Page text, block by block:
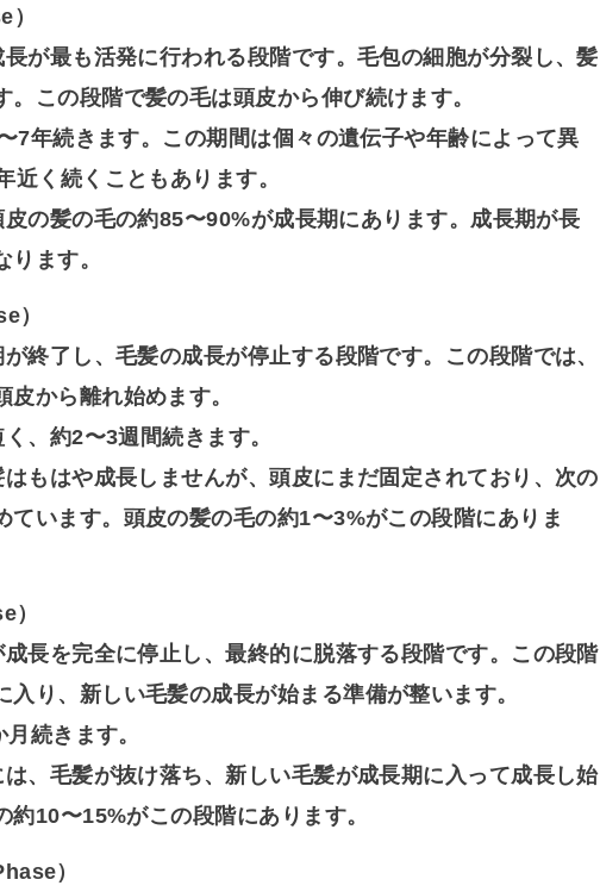
が最も活発に行われる段階です。毛包の細胞が分裂し、髪
。この段階で髪の毛は頭皮から伸び続けます。
7年続きます。この期間は個々の遺伝子や年齢によって異
近く続くこともあります。
の髪の毛の約85〜90%が成長期にあります。成長期が長
ます。
）
終了し、毛髪の成長が停止する段階です。この段階では、
から離れ始めます。
、約2〜3週間続きます。
もはや成長しませんが、頭皮にまだ固定されており、次の
ています。頭皮の髪の毛の約1〜3%がこの段階にありま
）
長を完全に停止し、最終的に脱落する段階です。この段階
入り、新しい毛髪の成長が始まる準備が整います。
続きます。
、毛髪が抜け落ち、新しい毛髪が成長期に入って成長し始
10〜15%がこの段階にあります。
）